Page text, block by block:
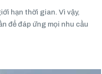
hạn thời gian. Vì vậy,
để đáp ứng mọi nhu cầu